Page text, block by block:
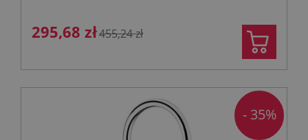
295,68 zł455,24 zł
- 35%